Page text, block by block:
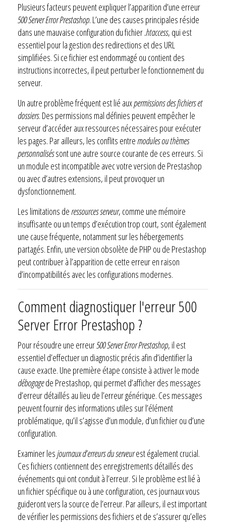
Plusieurs facteurs peuvent expliquer l’apparition d’une erreur
500 Server Error Prestashop. L’une des causes principales réside
dans une mauvaise configuration du fichier.htaccess, qui est
essentiel pour la gestion des redirections et des URL
simplifiées. Si ce fichier est endommagé ou contient des
instructions incorrectes, il peut perturber le fonctionnement du
serveur.
Un autre problème fréquent est lié auxpermissions des fichiers et
dossiers. Des permissions mal définies peuvent empêcher le
serveur d’accéder aux ressources nécessaires pour exécuter
les pages. Par ailleurs, les conflits entre modules ou thèmes
personnaliséssont une autre source courante de ces erreurs. Si
un module est incompatible avec votre version de Prestashop
ou avec d’autres extensions, il peut provoquer un
dysfonctionnement.
Les limitations de ressources serveur, comme une mémoire
insuffisante ou un temps d’exécution trop court, sont également
une cause fréquente, notamment sur les hébergements
partagés. Enfin, une version obsolète de PHP ou de Prestashop
peut contribuer à l’apparition de cette erreur en raison
d’incompatibilités avec les configurations modernes.
Comment diagnostiquer l'erreur 500
Server Error Prestashop ?
Pour résoudre une erreur500 Server Error Prestashop, il est
essentiel d’effectuer un diagnostic précis afin d’identifier la
cause exacte. Une première étape consiste à activer le mode
débogagede Prestashop, qui permet d’afficher des messages
d’erreur détaillés au lieu de l’erreur générique. Ces messages
peuvent fournir des informations utiles sur l’élément
problématique, qu’il s’agisse d’un module, d’un fichier ou d’une
configuration.
Examiner lesjournaux d’erreurs du serveurest également crucial.
Ces fichiers contiennent des enregistrements détaillés des
événements qui ont conduit à l’erreur. Si le problème est lié à
un fichier spécifique ou à une configuration, ces journaux vous
guideront vers la source de l’erreur. Par ailleurs, il est important
de vérifier les permissions des fichiers et de s’assurer qu’elles